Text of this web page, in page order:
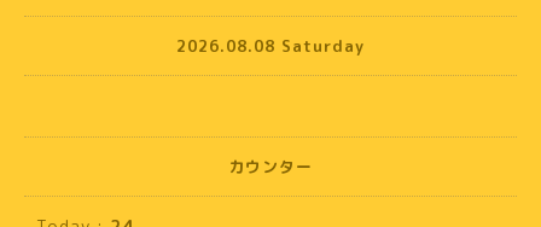
2026.08.08 Saturday
カウンター